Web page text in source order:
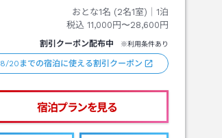
おとな1名 (2名1室)｜ 1泊
税込 11,000円〜28,600円
割引クーポン配布中 ※利用条件あり
8/20までの宿泊に使える割引クーポン
宿泊プランを見る